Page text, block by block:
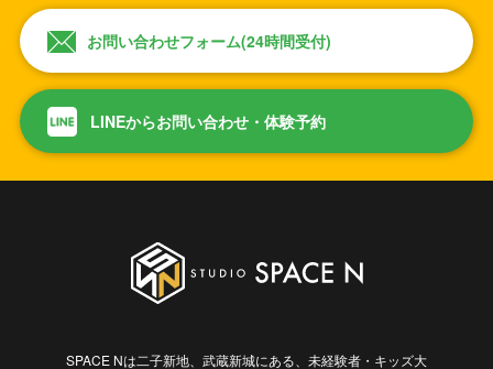
お問い合わせフォーム(24時間受付)
LINEからお問い合わせ・体験予約
SPACE Nは二子新地、武蔵新城にある、未経験者・キッズ大